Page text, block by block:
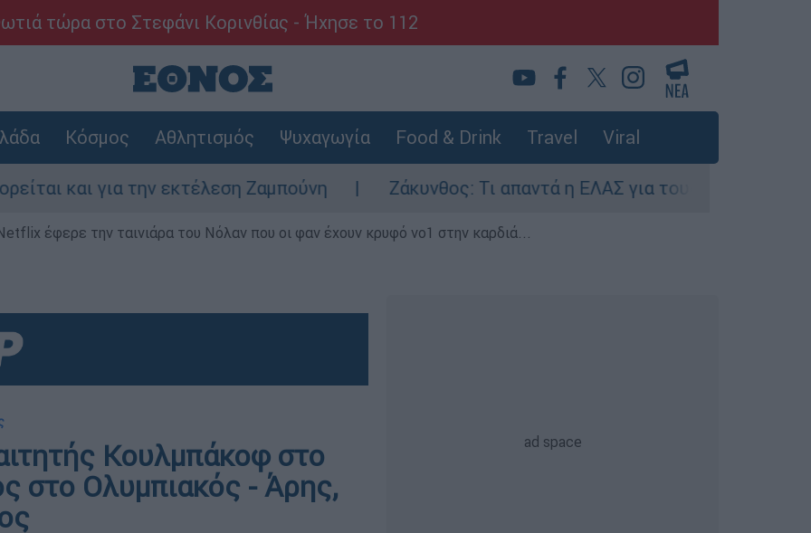
τώρα στο Στεφάνι Κορινθίας - Ήχησε το 112
Κόσμος Αθλητισμός Ψυχαγωγία Food & Drink Travel Viral
για την εκτέλεση Ζαμπούνη Ζάκυνθος: Τι απαντά η ΕΛΑΣ για τους 8 βιασμούς
έφερε την ταινιάρα του Νόλαν που οι φαν έχουν κρυφό νο1 στην καρδιά...
Κουλμπάκοφ στο
στο Ολυμπιακός - Άρης,